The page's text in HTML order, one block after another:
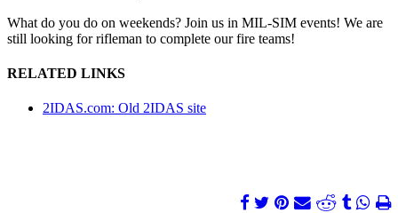
What do you do on weekends? Join us in MIL-SIM events! We are
still looking for rifleman to complete our fire teams!
RELATED LINKS
2IDAS.com: Old 2IDAS site